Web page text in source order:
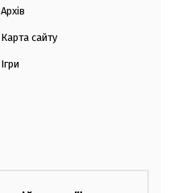
Архів
Карта сайту
Ігри